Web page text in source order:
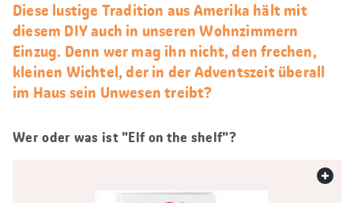
Diese lustige Tradition aus Amerika hält mit
diesem DIY auch in unseren Wohnzimmern
Einzug. Denn wer mag ihn nicht, den frechen,
kleinen Wichtel, der in der Adventszeit überall
im Haus sein Unwesen treibt?
Wer oder was ist "Elf on the shelf"?